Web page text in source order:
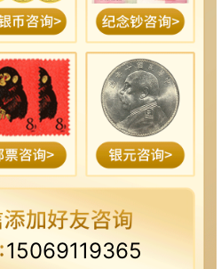
15069119365